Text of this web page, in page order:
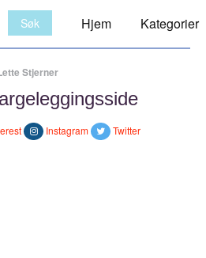
Hjem Kategorier
Stjerner
Instagram Twitter